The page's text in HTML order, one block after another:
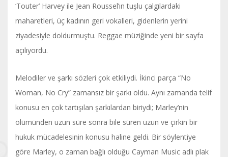
‘Touter’ Harvey ile Jean Roussel’ın tuşlu çalgılardaki
maharetleri, üç kadının geri vokalleri, gidenlerin yerini
ziyadesiyle doldurmuştu. Reggae müziğinde yeni bir sayfa
açılıyordu.
Melodiler ve şarkı sözleri çok etkiliydi. İkinci parça “No
Woman, No Cry” zamansız bir şarkı oldu. Aynı zamanda telif
konusu en çok tartışılan şarkılardan biriydi; Marley’nin
ölümünden uzun süre sonra bile süren uzun ve çirkin bir
hukuk mücadelesinin konusu haline geldi. Bir söylentiye
göre Marley, o zaman bağlı olduğu Cayman Music adlı plak